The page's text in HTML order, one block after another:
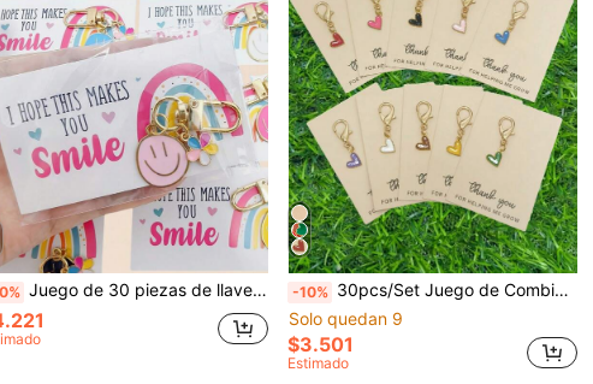
Juego de 30 piezas de llaveros con cara sonriente feliz y flor - Encantos de llavero de metal de dibujos animados coloridos, el juego incluye (10 llaveros + 10 tarjetas de agradecimiento + 10 bolsas de embalaje de tarjetas), los encantos de llavero son adecuados para bolsos, llaveros de coche, accesorios decorativos, ocasiones para expresar gratitud: boda, cumpleaños, Acción de Gracias, regalos de vuelta a la escuela, regalos para maestros, llaveros de bienvenida al aula, regalos para fiestas en la playa, accesorios de verano -10% 30pcs/Set Juego de Combinación de Llaveros de Corazón Rojo y Trébol de Cuatro Hojas - Corazón Rojo en Forma de Lágrima Dorada con Colgante de Trébol de Cuatro Hojas, Adecuado para Bolsos y Llaveros de Coche, Juego de Regalo de Negocios Incluye (10 Llaveros + 10 Tarjetas + 10 Bolsas de Embalaje de Tarjetas), Regalo Perfecto para Cumpleaños, Boda, Día de San Valentín, Día de San Patricio, Regreso a la Escuela, Graduación, Regalo de Acción de Gracias para el Maestro
Solo quedan 9
$3.501
Estimado